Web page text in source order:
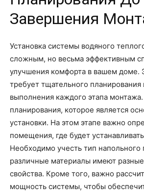
Завершения
Установка системы водяного
сложным, но весьма эффективным
улучшения комфорта в вашем доме.
требует тщательного планирования
выполнения каждого этапа
планирования, которое является
установки. На этом этапе важно
помещения, где будет
Необходимо учесть тип напольного
различные материалы имеют
свойства. Кроме того, важно
мощность системы, чтобы